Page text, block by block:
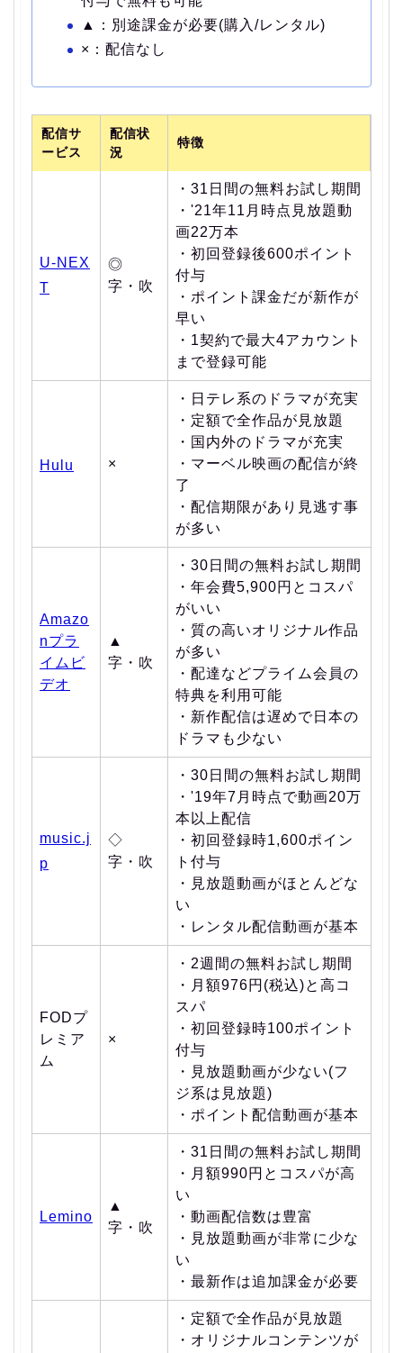
▲：別途課金が必要(購入/レンタル)
×：配信なし
配信サ
ービス
配信状
況
特徴
U-NEX
T
◎
字・吹
・31日間の無料お試し期間
・'21年11月時点見放題動
画22万本
・初回登録後600ポイント
付与
・ポイント課金だが新作が
早い
・1契約で最大4アカウント
まで登録可能
Hulu ×
・日テレ系のドラマが充実
・定額で全作品が見放題
・国内外のドラマが充実
・マーベル映画の配信が終
了
・配信期限があり見逃す事
が多い
Amazo
nプラ
イムビ
デオ
▲
字・吹
・30日間の無料お試し期間
・年会費5,900円とコスパ
がいい
・質の高いオリジナル作品
が多い
・配達などプライム会員の
特典を利用可能
・新作配信は遅めで日本の
ドラマも少ない
music.j
p
◇
字・吹
・30日間の無料お試し期間
・'19年7月時点で動画20万
本以上配信
・初回登録時1,600ポイン
ト付与
・見放題動画がほとんどな
い
・レンタル配信動画が基本
FODプ
レミア
ム
×
・2週間の無料お試し期間
・月額976円(税込)と高コ
スパ
・初回登録時100ポイント
付与
・見放題動画が少ない(フ
ジ系は見放題)
・ポイント配信動画が基本
Lemino
▲
字・吹
・31日間の無料お試し期間
・月額990円とコスパが高
い
・動画配信数は豊富
・見放題動画が非常に少な
い
・最新作は追加課金が必要
・定額で全作品が見放題
・オリジナルコンテンツが